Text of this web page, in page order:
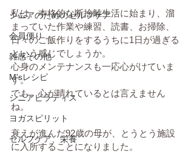
シニアのためのセルフケア
会員便り
雑感その他
M'sレシピ
シニアピラティス
ヨガスピリット
セルフケア、栄養
私は、本格的な断捨離生活に始まり、溜
まっていた作業や練習、読書、お掃除、
日々のご飯作りをするうちに1日が過ぎる
という感じでしょうか。
心身のメンテナンスも一応心がけていま
す。
でも、心が晴れているとは言えません
ね。
衰えが進んだ92歳の母が、とうとう施設
に入所することになりました。